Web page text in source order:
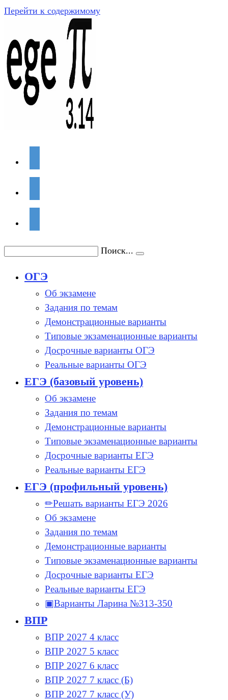
Перейти к содержимому
Поиск...
ОГЭ
Об экзамене
Задания по темам
Демонстрационные варианты
Типовые экзаменационные варианты
Досрочные варианты ОГЭ
Реальные варианты ОГЭ
ЕГЭ (базовый уровень)
Об экзамене
Задания по темам
Демонстрационные варианты
Типовые экзаменационные варианты
Досрочные варианты ЕГЭ
Реальные варианты ЕГЭ
ЕГЭ (профильный уровень)
✏Решать варианты ЕГЭ 2026
Об экзамене
Задания по темам
Демонстрационные варианты
Типовые экзаменационные варианты
Досрочные варианты ЕГЭ
Реальные варианты ЕГЭ
▣Варианты Ларина №313-350
ВПР
ВПР 2027 4 класс
ВПР 2027 5 класс
ВПР 2027 6 класс
ВПР 2027 7 класс (Б)
ВПР 2027 7 класс (У)